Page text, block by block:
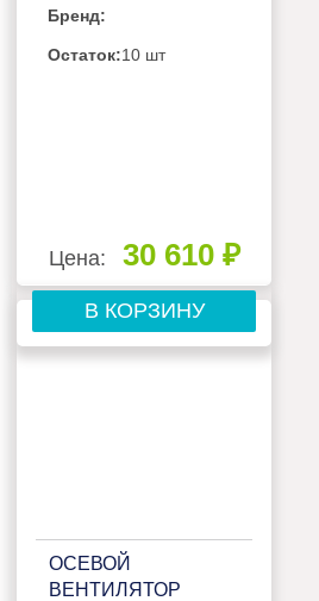
Бренд:
Остаток:10 шт
Цена: 30 610 ₽
В КОРЗИНУ
ОСЕВОЙ
ВЕНТИЛЯТОР